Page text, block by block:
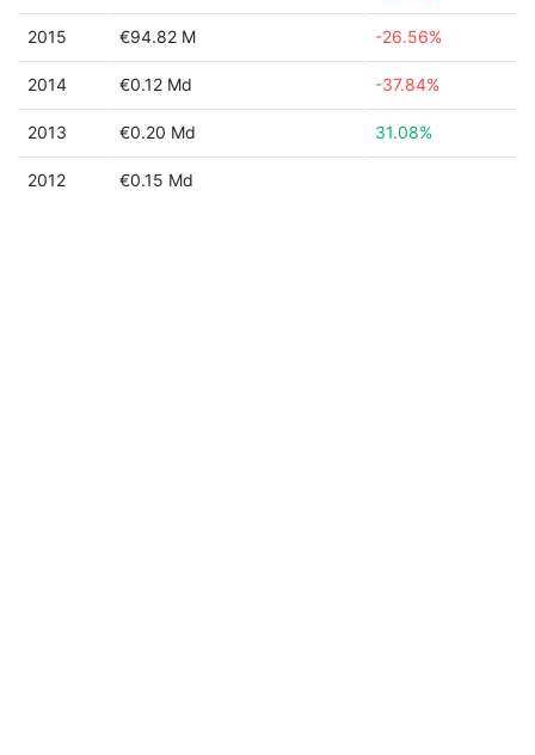
2015 €94.82 M -26.56%
2014 €0.12 Md -37.84%
2013 €0.20 Md 31.08%
2012 €0.15 Md